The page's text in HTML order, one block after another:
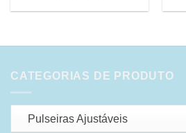
CATEGORIAS DE PRODUTO
Pulseiras Ajustáveis